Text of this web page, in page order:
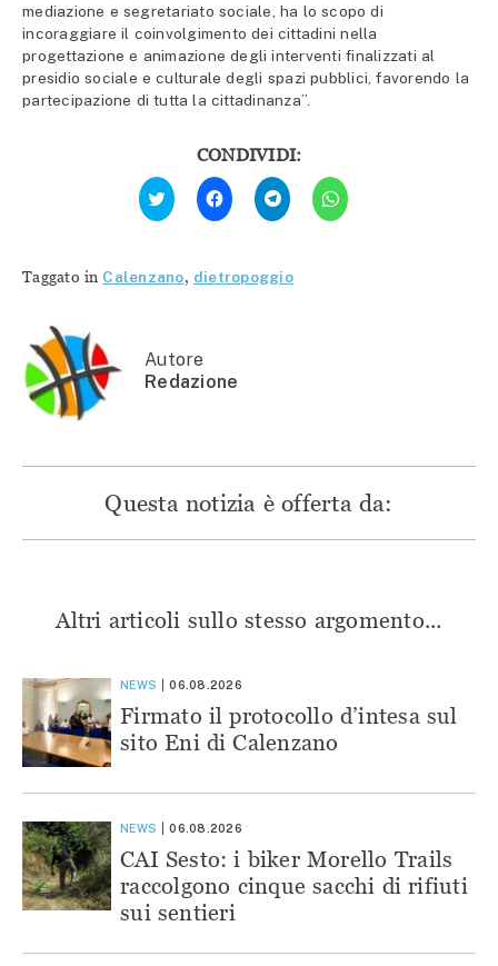
mediazione e segretariato sociale, ha lo scopo di
incoraggiare il coinvolgimento dei cittadini nella
progettazione e animazione degli interventi finalizzati al
presidio sociale e culturale degli spazi pubblici, favorendo la
partecipazione di tutta la cittadinanza”.
CONDIVIDI:
Fai
clic
qui
Twitter
(Si
finestra)
Fai
clic
per
condividere
(Si
apre
Fai
clic
per
condividere
(Si
apre
Fai
clic
per
Taggato in Calenzano, dietropoggio
Autore
Redazione
Questa notizia è offerta da:
Altri articoli sullo stesso argomento...
NEWS 06.08.2026
Firmato il protocollo d’intesa sul
sito Eni di Calenzano
NEWS 06.08.2026
CAI Sesto: i biker Morello Trails
raccolgono cinque sacchi di rifiuti
sui sentieri